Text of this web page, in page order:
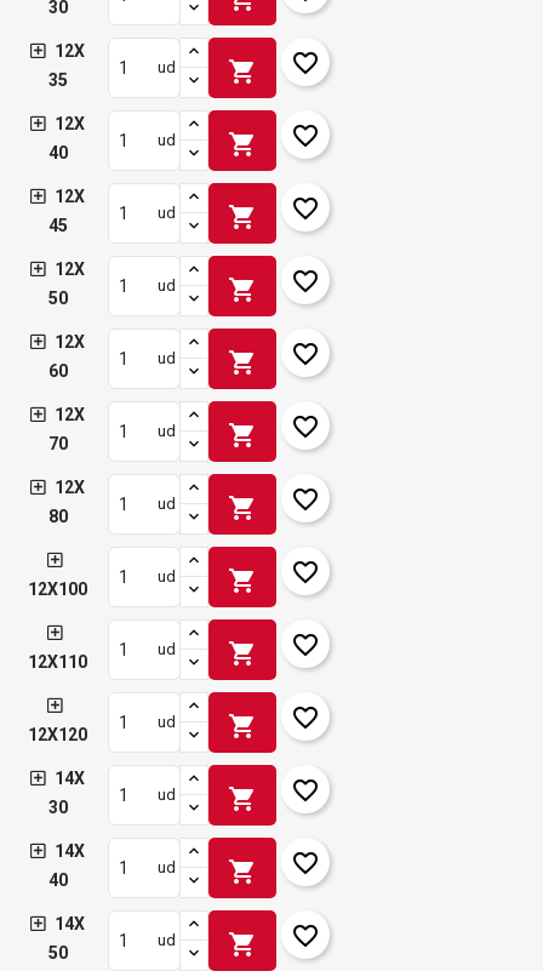
30
12X
35
ud shopping_cart favorite_border
12X
40
ud shopping_cart favorite_border
12X
45
ud shopping_cart favorite_border
12X
50
ud shopping_cart favorite_border
12X
60
ud shopping_cart favorite_border
12X
70
ud shopping_cart favorite_border
12X
80
ud shopping_cart favorite_border
12X100
ud shopping_cart favorite_border
12X110
ud shopping_cart favorite_border
12X120
ud shopping_cart favorite_border
14X
30
ud shopping_cart favorite_border
14X
40
ud shopping_cart favorite_border
14X
50
ud shopping_cart favorite_border